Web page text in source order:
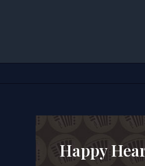
Happy